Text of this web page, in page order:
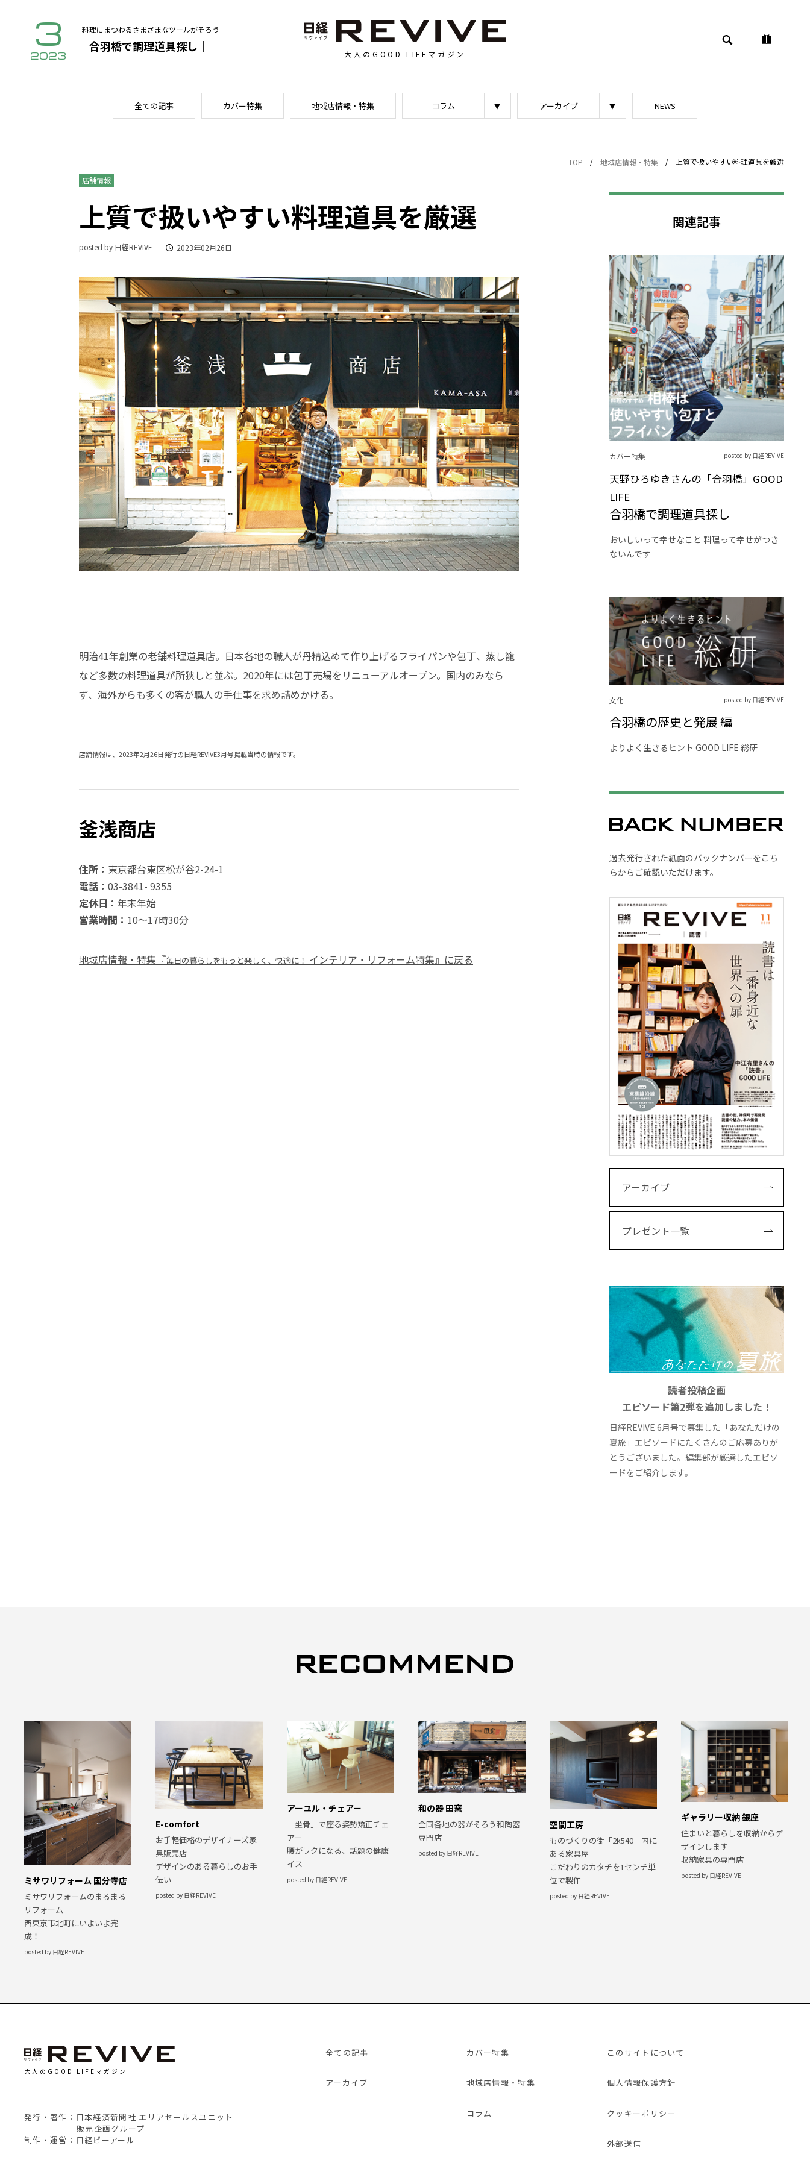
3
2023
料理にまつわるさまざまなツールがそろう
｜合羽橋で調理道具探し｜
大人のGOOD LIFEマガジン
全ての記事 カバー特集 地域店情報・特集 コラム アーカイブ NEWS
TOP / 地域店情報・特集 /
上質で扱いやすい料理道具を厳選
店舗情報
上質で扱いやすい料理道具を厳選
posted by 日経REVIVE 2023年02月26日
明治41年創業の老舗料理道具店。日本各地の職人が丹精込めて作り上げるフライパンや包丁、蒸し籠
など多数の料理道具が所狭しと並ぶ。2020年には包丁売場をリニューアルオープン。国内のみなら
ず、海外からも多くの客が職人の手仕事を求め詰めかける。
店舗情報は、2023年2月26日発行の日経REVIVE3月号掲載当時の情報です。
釜浅商店
住所： 東京都台東区松が谷2-24-1
電話： 03-3841- 9355
定休日： 年末年始
営業時間： 10～17時30分
地域店情報・特集『毎日の暮らしをもっと楽しく、快適に！ インテリア・リフォーム特集』に戻る
関連記事
カバー特集 posted by 日経REVIVE
天野ひろゆきさんの「合羽橋」GOOD
LIFE
合羽橋で調理道具探し
おいしいって幸せなこと 料理って幸せがつき
ないんです
文化 posted by 日経REVIVE
合羽橋の歴史と発展 編
よりよく生きるヒント GOOD LIFE 総研
過去発行された紙面のバックナンバーをこち
らからご確認いただけます。
アーカイブ
プレゼント一覧
読者投稿企画
エピソード第2弾を追加しました！
日経REVIVE 6月号で募集した「あなただけの
夏旅」エピソードにたくさんのご応募ありが
とうございました。編集部が厳選したエピソ
ードをご紹介します。
ミサワリフォーム 国分寺店
ミサワリフォームのまるまる
リフォーム
西東京市北町にいよいよ完
成！
posted by 日経REVIVE
E-comfort
お手軽価格のデザイナーズ家
具販売店
デザインのある暮らしのお手
伝い
posted by 日経REVIVE
アーユル・チェアー
「坐骨」で座る姿勢矯正チェ
アー
腰がラクになる、話題の健康
イス
posted by 日経REVIVE
和の器 田窯
全国各地の器がそろう和陶器
専門店
posted by 日経REVIVE
空間工房
ものづくりの街「2k540」内に
ある家具屋
こだわりのカタチを1センチ単
位で製作
posted by 日経REVIVE
ギャラリー収納 銀座
住まいと暮らしを収納からデ
ザインします
収納家具の専門店
posted by 日経REVIVE
大人のGOOD LIFEマガジン
発行・著作：日本経済新聞社 エリアセールスユニット
販売企画グループ
制作・運営：日経ピーアール
全ての記事
アーカイブ
カバー特集
地域店情報・特集
コラム
このサイトについて
個人情報保護方針
クッキーポリシー
外部送信